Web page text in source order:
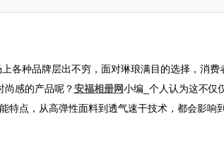
各种品牌层出不穷，面对琳琅满目的选择，消费
感的产品呢？安福相册网小编_个人认为这不仅
特点，从高弹性面料到透气速干技术，都会影响